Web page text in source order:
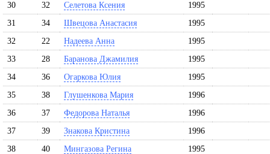
30
32 Селетова Ксения
1995
31
34 Швецова Анастасия
1995
32
22 Надеева Анна
1995
33
28 Баранова Джамилия
1995
34
36 Огаркова Юлия
1995
35
38 Глушенкова Мария
1996
36
37 Федорова Наталья
1996
37
39 Знакова Кристина
1996
38
40 Мингазова Регина
1995